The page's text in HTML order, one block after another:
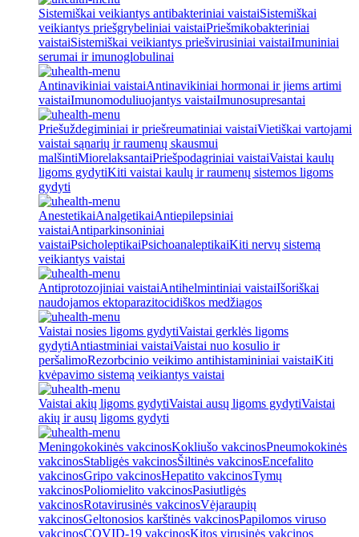
Sistemiškai veikiantys antibakteriniai vaistaiSistemiškai
veikiantys priešgrybeliniai vaistaiPriešmikobakteriniai
vaistaiSistemiškai veikiantys priešvirusiniai vaistaiImuniniai
serumai ir imunoglobulinai
Antinavikiniai vaistaiAntinavikiniai hormonai ir jiems artimi
vaistaiImunomoduliuojantys vaistaiImunosupresantai
Priešuždegiminiai ir priešreumatiniai vaistaiVietiškai vartojami
vaistai sąnarių ir raumenų skausmui
malšintiMiorelaksantaiPriešpodagriniai vaistaiVaistai kaulų
ligoms gydytiKiti vaistai kaulų ir raumenų sistemos ligoms
gydyti
AnestetikaiAnalgetikaiAntiepilepsiniai
vaistaiAntiparkinsoniniai
vaistaiPsicholeptikaiPsichoanaleptikaiKiti nervų sistemą
veikiantys vaistai
Antiprotozojiniai vaistaiAntihelmintiniai vaistaiIšoriškai
naudojamos ektoparazitocidiškos medžiagos
Vaistai nosies ligoms gydytiVaistai gerklės ligoms
gydytiAntiastminiai vaistaiVaistai nuo kosulio ir
peršalimoRezorbcinio veikimo antihistamininiai vaistaiKiti
kvėpavimo sistemą veikiantys vaistai
Vaistai akių ligoms gydytiVaistai ausų ligoms gydytiVaistai
akių ir ausų ligoms gydyti
Meningokokinės vakcinosKokliušo vakcinosPneumokokinės
vakcinosStabligės vakcinosŠiltinės vakcinosEncefalito
vakcinosGripo vakcinosHepatito vakcinosTymų
vakcinosPoliomielito vakcinosPasiutligės
vakcinosRotavirusinės vakcinosVėjaraupių
vakcinosGeltonosios karštinės vakcinosPapilomos viruso
vakcinosCOVID-19 vakcinosKitos virusinės vakcinos